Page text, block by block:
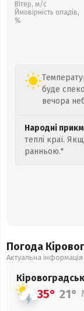
Вітер, м/с
Ймовірність опадів,
%
буде
вечора
Народні
теплі краї.
ранньою."
Погода
Актуальна
35° 21°